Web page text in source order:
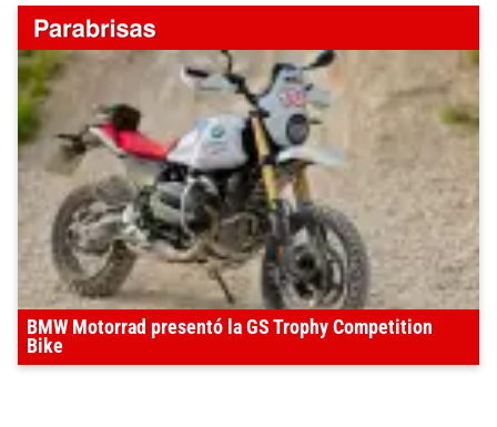
BMW Motorrad presentó la GS Trophy Competition
Bike